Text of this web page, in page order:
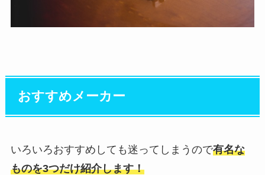
おすすめメーカー
いろいろおすすめしても迷ってしまうので有名な
ものを3つだけ紹介します！